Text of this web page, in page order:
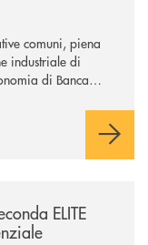
comuni, piena
industriale di
di Banca
dell’operazione.
ELITE